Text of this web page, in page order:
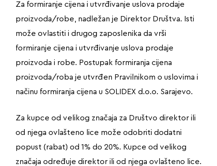
Za formiranje cijena i utvrđivanje uslova prodaje
proizvoda/robe, nadležan je Direktor Društva. Isti
može ovlastiti i drugog zaposlenika da vrši
formiranje cijena i utvrđivanje uslova prodaje
proizvoda i robe. Postupak formiranja cijena
proizvoda/roba je utvrđen Pravilnikom o uslovima i
načinu formiranja cijena u SOLIDEX d.o.o. Sarajevo.
Za kupce od velikog značaja za Društvo direktor ili
od njega ovlašteno lice može odobriti dodatni
popust (rabat) od 1% do 20%. Kupce od velikog
značaja određuje direktor ili od njega ovlašteno lice.